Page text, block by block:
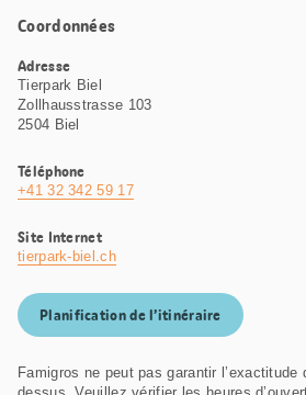
Coordonnées
Adresse
Tierpark Biel
Zollhausstrasse 103
2504 Biel
Téléphone
+41 32 342 59 17
Site Internet
tierpark-biel.ch
Planification de l’itinéraire
Famigros ne peut pas garantir